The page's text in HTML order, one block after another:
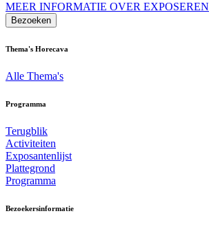
MEER INFORMATIE OVER EXPOSEREN
Bezoeken
Thema's Horecava
Alle Thema's
Programma
Terugblik
Activiteiten
Exposantenlijst
Plattegrond
Programma
Bezoekersinformatie